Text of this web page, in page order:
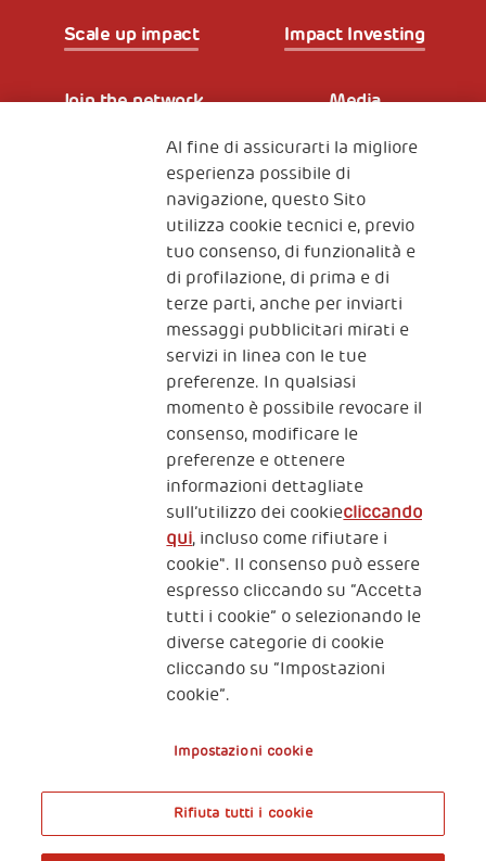
Scale up impact Impact Investing
Join the network Media
Iscriviti alla newsletter
Fondazione
The Human Safety Net
CONTATTACI
2, Piazza Duca degli Abruzzi 34132
Trieste Italy
Fiscal code (Italy) 90017740326
VAT code 01372940328
Privacy & GDPR Policy cookies
A World of Potential
Al fine di assicurarti la migliore
esperienza possibile di
navigazione, questo Sito
utilizza cookie tecnici e, previo
tuo consenso, di funzionalità e
di profilazione, di prima e di
terze parti, anche per inviarti
messaggi pubblicitari mirati e
servizi in linea con le tue
preferenze. In qualsiasi
momento è possibile revocare il
consenso, modificare le
preferenze e ottenere
informazioni dettagliate
sull’utilizzo dei cookiecliccando
qui, incluso come rifiutare i
cookie". Il consenso può essere
espresso cliccando su “Accetta
tutti i cookie” o selezionando le
diverse categorie di cookie
cliccando su “Impostazioni
cookie”.
Impostazioni cookie
Rifiuta tutti i cookie